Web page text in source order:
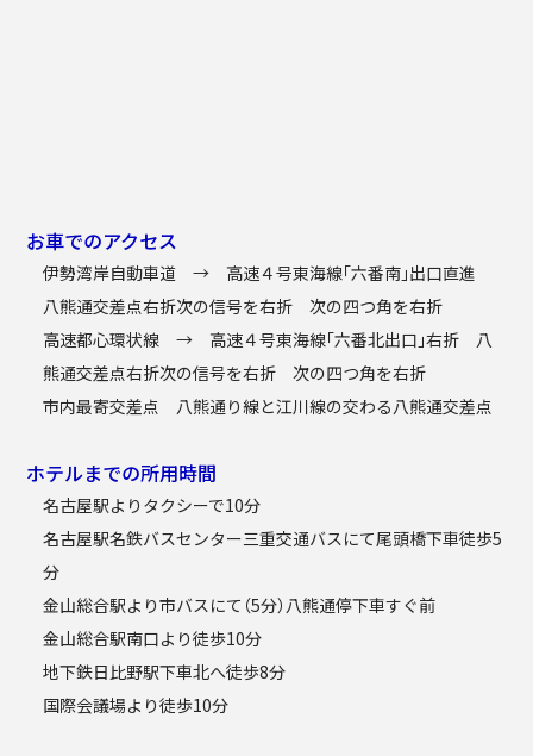
お車でのアクセス
伊勢湾岸自動車道 → 高速４号東海線「六番南」出口直進
八熊通交差点右折次の信号を右折 次の四つ角を右折
高速都心環状線 → 高速４号東海線「六番北出口」右折 八
熊通交差点右折次の信号を右折 次の四つ角を右折
市内最寄交差点 八熊通り線と江川線の交わる八熊通交差点
ホテルまでの所用時間
名古屋駅よりタクシーで10分
名古屋駅名鉄バスセンター三重交通バスにて尾頭橋下車徒歩5
分
金山総合駅より市バスにて（5分）八熊通停下車すぐ前
金山総合駅南口より徒歩10分
地下鉄日比野駅下車北へ徒歩8分
国際会議場より徒歩10分